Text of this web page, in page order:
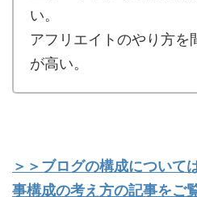
い。
アフリエイトのやり方を
が高い。
＞＞ブログの構成について
事構成の考え方の記事をご